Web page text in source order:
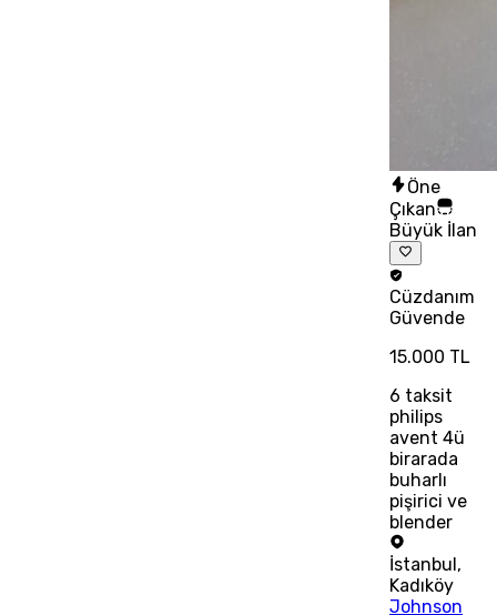
Öne
Çıkan
Büyük İlan
Cüzdanım
Güvende
15.000 TL
6 taksit
philips
avent 4ü
birarada
buharlı
pişirici ve
blender
İstanbul ,
Kadıköy
Johnson